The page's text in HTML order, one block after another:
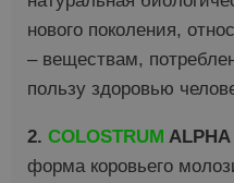
нового поколения,
– веществам,
пользу здоровью
2. COLOSTRUM
форма коровьего